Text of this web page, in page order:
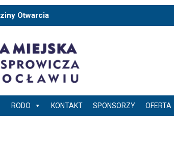
Otwarcia
RODO KONTAKT SPONSORZY OFERTA